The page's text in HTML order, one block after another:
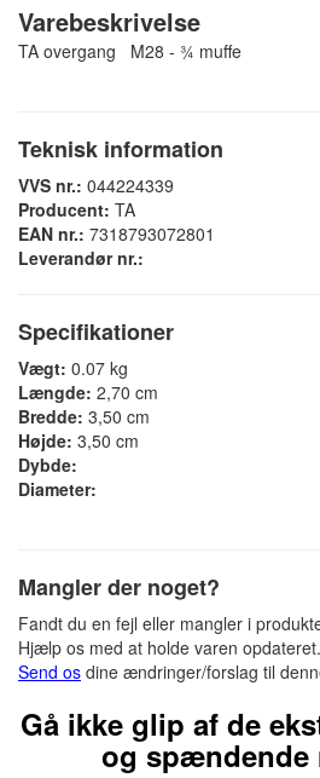
Varebeskrivelse
TA overgang M28 - ¾ muffe
Teknisk information
VVS nr.: 044224339
Producent: TA
EAN nr.: 7318793072801
Leverandør nr.:
Specifikationer
Vægt: 0.07 kg
Længde: 2,70 cm
Bredde: 3,50 cm
Højde: 3,50 cm
Dybde:
Diameter:
Mangler der noget?
Fandt du en fejl eller mangler i
Hjælp os med at holde varen opdateret.
Send os dine ændringer/forslag til
Gå ikke glip af de
og spændende